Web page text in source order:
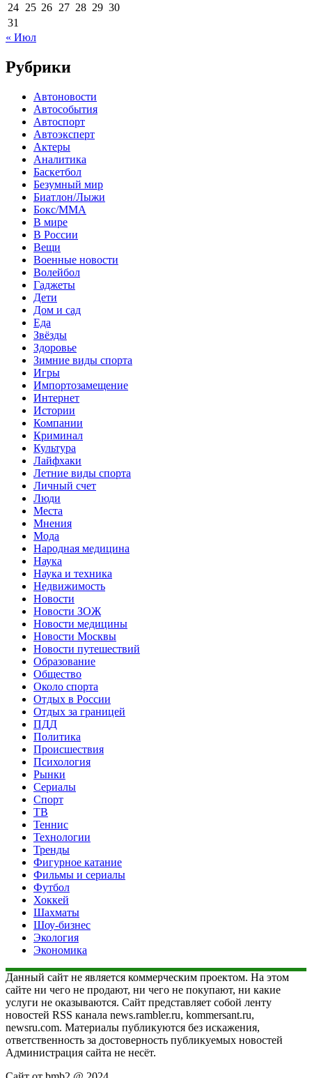
24 25 26 27 28 29 30
31
« Июл
Рубрики
Автоновости
Автособытия
Автоспорт
Автоэксперт
Актеры
Аналитика
Баскетбол
Безумный мир
Биатлон/Лыжи
Бокс/MMA
В мире
В России
Вещи
Военные новости
Волейбол
Гаджеты
Дети
Дом и сад
Еда
Звёзды
Здоровье
Зимние виды спорта
Игры
Импортозамещение
Интернет
Истории
Компании
Криминал
Культура
Лайфхаки
Летние виды спорта
Личный счет
Люди
Места
Мнения
Мода
Народная медицина
Наука
Наука и техника
Недвижимость
Новости
Новости ЗОЖ
Новости медицины
Новости Москвы
Новости путешествий
Образование
Общество
Около спорта
Отдых в России
Отдых за границей
ПДД
Политика
Происшествия
Психология
Рынки
Сериалы
Спорт
ТВ
Теннис
Технологии
Тренды
Фигурное катание
Фильмы и сериалы
Футбол
Хоккей
Шахматы
Шоу-бизнес
Экология
Экономика
Данный сайт не является коммерческим проектом. На этом
сайте ни чего не продают, ни чего не покупают, ни какие
услуги не оказываются. Сайт представляет собой ленту
новостей RSS канала news.rambler.ru, kommersant.ru,
newsru.com. Материалы публикуются без искажения,
ответственность за достоверность публикуемых новостей
Администрация сайта не несёт.